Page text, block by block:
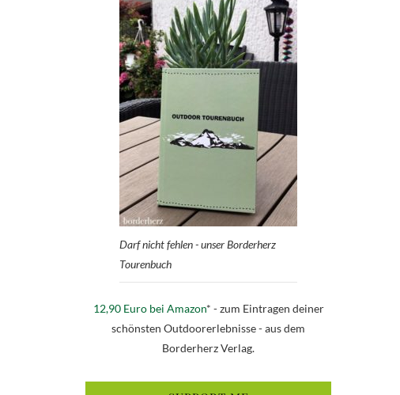
Darf nicht fehlen - unser Borderherz
Tourenbuch
12,90 Euro bei Amazon* - zum Eintragen deiner
schönsten Outdoorerlebnisse - aus dem
Borderherz Verlag.